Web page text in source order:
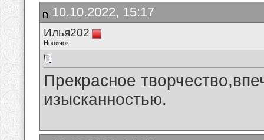
10.10.2022, 15:17
Илья202
Новичок
Прекрасное
изысканностью.